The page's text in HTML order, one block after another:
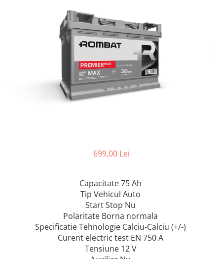
699,00 Lei
Capacitate 75 Ah
Tip Vehicul Auto
Start Stop Nu
Polaritate Borna normala
Specificatie Tehnologie Calciu-Calciu (+/-)
Curent electric test EN 750 A
Tensiune 12 V